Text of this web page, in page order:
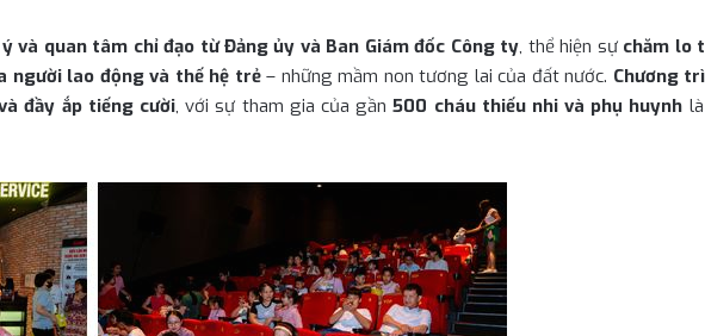
và quan tâm chỉ đạo từ Đảng ủy và Ban Giám đốc Công ty, thể hiện sự chăm lo
người lao động và thế hệ trẻ– những mầm non tương lai của đất nước. Chương
đầy ắp tiếng cười, với sự tham gia của gần500 cháu thiếu nhi và phụ huynh